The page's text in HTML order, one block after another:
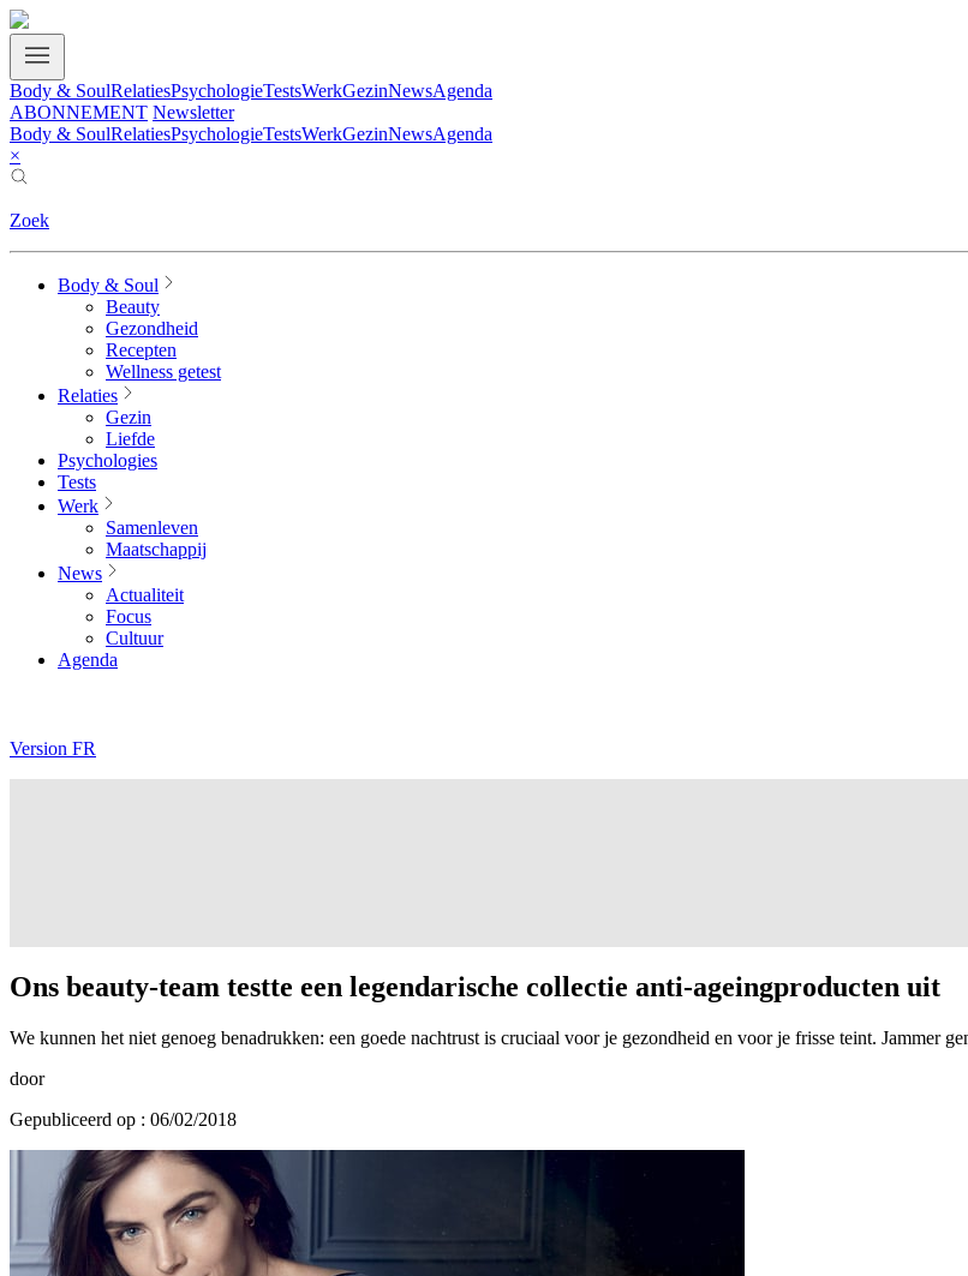
Body & SoulRelatiesPsychologieTestsWerkGezinNewsAgenda
ABONNEMENT Newsletter
Body & SoulRelatiesPsychologieTestsWerkGezinNewsAgenda
×
Zoek
Body & Soul
Beauty
Gezondheid
Recepten
Wellness getest
Relaties
Gezin
Liefde
Psychologies
Tests
Werk
Samenleven
Maatschappij
News
Actualiteit
Focus
Cultuur
Agenda
Version FR
Ons beauty-team testte een legendarische collectie anti-ageingproducten uit
We kunnen het niet genoeg benadrukken: een goede nachtrust is cruciaal voor je gezondheid en voor je frisse teint. Jammer
door
Gepubliceerd op : 06/02/2018